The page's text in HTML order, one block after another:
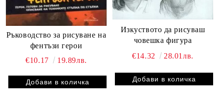
Ръководство за рисуване на
фентъзи герои
€10.17
19.89лв.
Изкуството да рисуваш
човешка фигура
€14.32
28.01лв.